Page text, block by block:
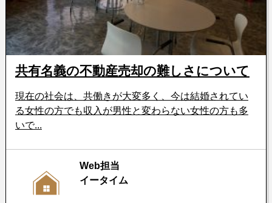
共有名義の不動産売却の難しさについて
現在の社会は、共働きが大変多く、今は結婚されてい
る女性の方でも収入が男性と変わらない女性の方も多
いで...
Web担当
イータイム